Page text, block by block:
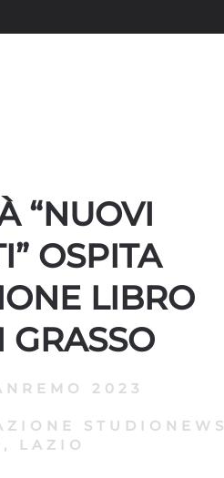
“NUOVI
OSPITA
LIBRO
2023
STUDIONEWS
LAZIO